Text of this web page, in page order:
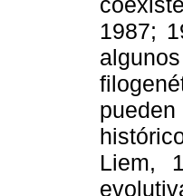
1987;
Liem,